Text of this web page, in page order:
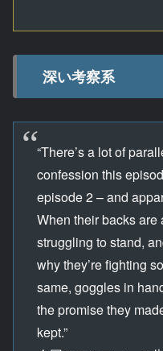
深い考察系
“There’s a lot of
confession this
episode 2 – and
When their backs are
struggling to stand,
why they’re fighting
same, goggles in
the promise they
kept.”